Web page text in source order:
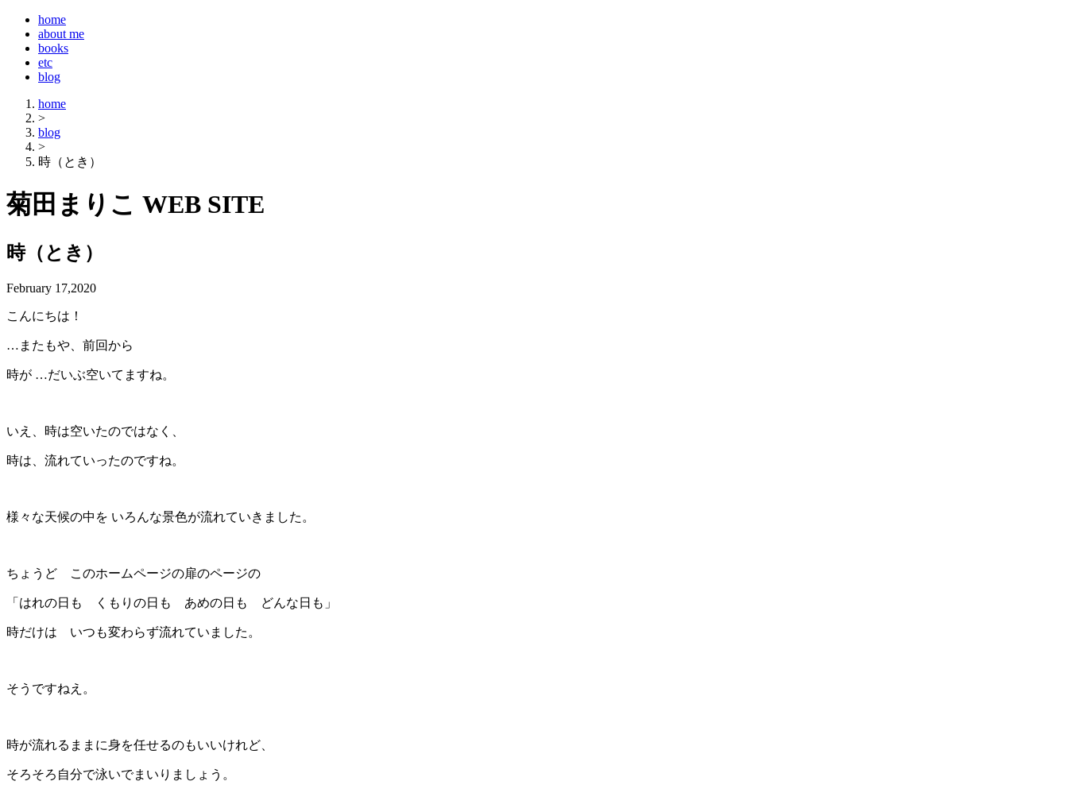
home
about me
books
etc
blog
home
>
blog
>
時（とき）
菊田まりこ WEB SITE
時（とき）
February 17,2020
こんにちは！
…またもや、前回から
時が …だいぶ空いてますね。
いえ、時は空いたのではなく、
時は、流れていったのですね。
様々な天候の中を いろんな景色が流れていきました。
ちょうど このホームページの扉のページの
「はれの日も くもりの日も あめの日も どんな日も」
時だけは いつも変わらず流れていました。
そうですねえ。
時が流れるままに身を任せるのもいいけれど、
そろそろ自分で泳いでまいりましょう。